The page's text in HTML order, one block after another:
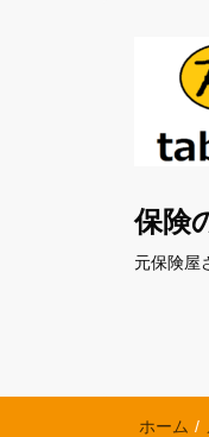
保険
元保険屋
ホーム /